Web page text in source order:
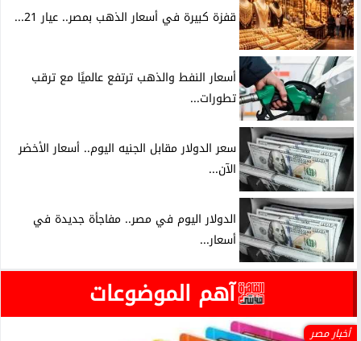
قفزة كبيرة في أسعار الذهب بمصر.. عيار 21...
أسعار النفط والذهب ترتفع عالميًا مع ترقب
تطورات...
سعر الدولار مقابل الجنيه اليوم.. أسعار الأخضر
الآن...
الدولار اليوم في مصر.. مفاجأة جديدة في
أسعار...
آهم الموضوعات
أخبار مصر